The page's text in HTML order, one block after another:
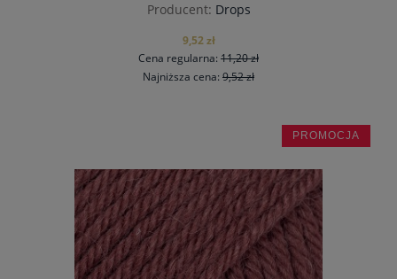
Producent: Drops
9,52 zł
Cena regularna: 11,20 zł
Najniższa cena: 9,52 zł
do koszyka
PROMOCJA